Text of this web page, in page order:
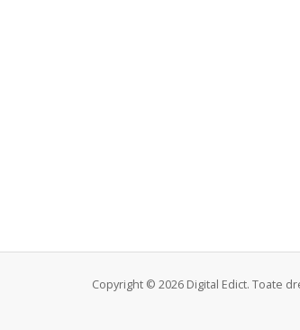
Copyright © 2026 Digital Edict. Toate